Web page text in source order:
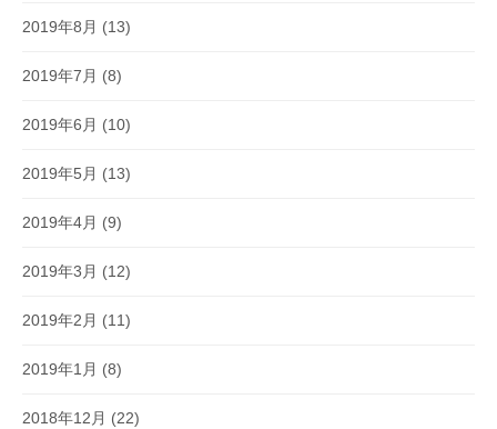
2019年8月 (13)
2019年7月 (8)
2019年6月 (10)
2019年5月 (13)
2019年4月 (9)
2019年3月 (12)
2019年2月 (11)
2019年1月 (8)
2018年12月 (22)